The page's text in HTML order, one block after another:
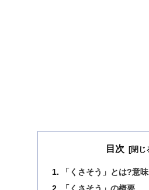
目次
「くさそう」とは?意味